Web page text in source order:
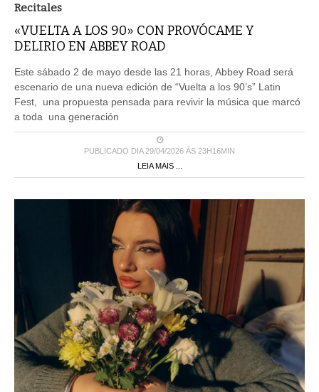
Recitales
«VUELTA A LOS 90» CON PROVÓCAME Y
DELIRIO EN ABBEY ROAD
Este sábado 2 de mayo desde las 21 horas, Abbey Road será
escenario de una nueva edición de “Vuelta a los 90’s” Latin
Fest, una propuesta pensada para revivir la música que marcó
a toda una generación
PUBLICADO DIA 29/04/2026 ÀS 23H16MIN
LEIA MAIS ...